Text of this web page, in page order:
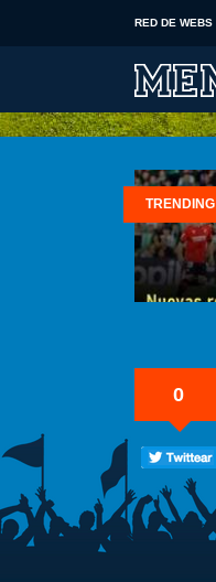
RED DE WEBS
TRENDING
0